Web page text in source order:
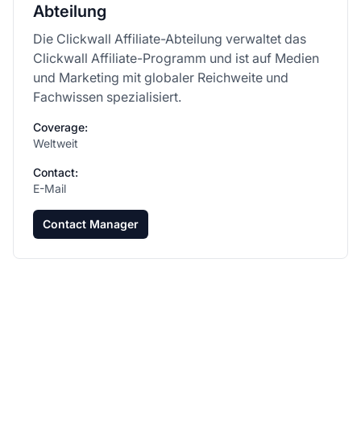
Abteilung
Die Clickwall Affiliate-Abteilung verwaltet das
Clickwall Affiliate-Programm und ist auf Medien
und Marketing mit globaler Reichweite und
Fachwissen spezialisiert.
Coverage:
Weltweit
Contact:
E-Mail
Contact Manager